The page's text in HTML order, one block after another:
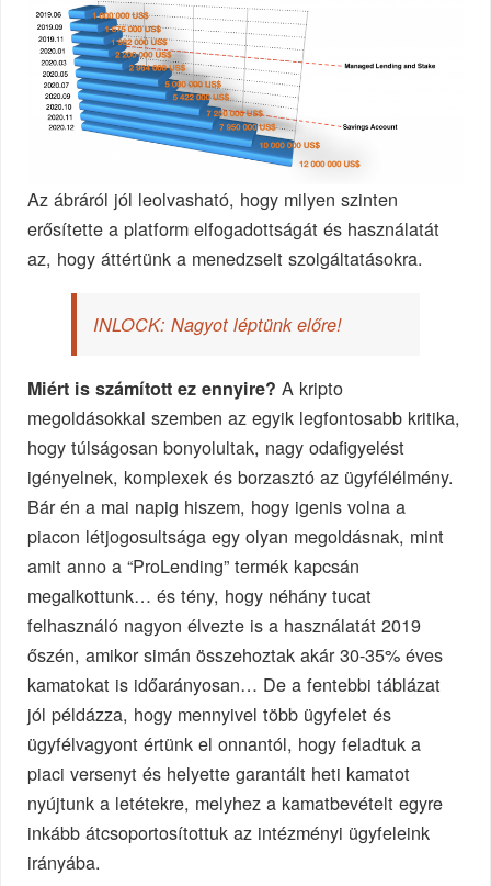
Az ábráról jól leolvasható, hogy milyen szinten
erősítette a platform elfogadottságát és használatát
az, hogy áttértünk a menedzselt szolgáltatásokra.
INLOCK: Nagyot léptünk előre!
Miért is számított ez ennyire? A kripto
megoldásokkal szemben az egyik legfontosabb kritika,
hogy túlságosan bonyolultak, nagy odafigyelést
igényelnek, komplexek és borzasztó az ügyfélélmény.
Bár én a mai napig hiszem, hogy igenis volna a
piacon létjogosultsága egy olyan megoldásnak, mint
amit anno a “ProLending” termék kapcsán
megalkottunk… és tény, hogy néhány tucat
felhasználó nagyon élvezte is a használatát 2019
őszén, amikor simán összehoztak akár 30-35% éves
kamatokat is időarányosan… De a fentebbi táblázat
jól példázza, hogy mennyivel több ügyfelet és
ügyfélvagyont értünk el onnantól, hogy feladtuk a
piaci versenyt és helyette garantált heti kamatot
nyújtunk a letétekre, melyhez a kamatbevételt egyre
inkább átcsoportosítottuk az intézményi ügyfeleink
irányába.